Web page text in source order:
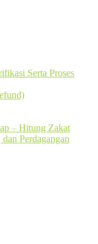
Serta Proses
– Hitung Zakat
Perdagangan